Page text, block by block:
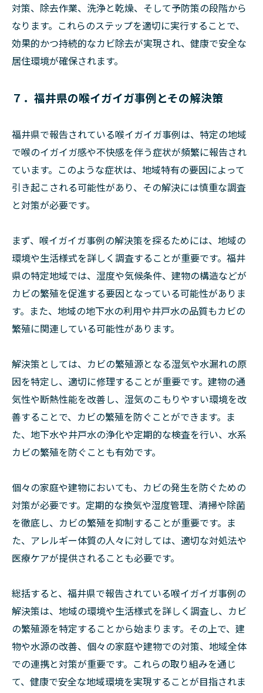
対策、除去作業、洗浄と乾燥、そして予防策の段階から
なります。これらのステップを適切に実行することで、
効果的かつ持続的なカビ除去が実現され、健康で安全な
居住環境が確保されます。
７．福井県の喉イガイガ事例とその解決策
福井県で報告されている喉イガイガ事例は、特定の地域
で喉のイガイガ感や不快感を伴う症状が頻繁に報告され
ています。このような症状は、地域特有の要因によって
引き起こされる可能性があり、その解決には慎重な調査
と対策が必要です。
まず、喉イガイガ事例の解決策を探るためには、地域の
環境や生活様式を詳しく調査することが重要です。福井
県の特定地域では、湿度や気候条件、建物の構造などが
カビの繁殖を促進する要因となっている可能性がありま
す。また、地域の地下水の利用や井戸水の品質もカビの
繁殖に関連している可能性があります。
解決策としては、カビの繁殖源となる湿気や水漏れの原
因を特定し、適切に修理することが重要です。建物の通
気性や断熱性能を改善し、湿気のこもりやすい環境を改
善することで、カビの繁殖を防ぐことができます。ま
た、地下水や井戸水の浄化や定期的な検査を行い、水系
カビの繁殖を防ぐことも有効です。
個々の家庭や建物においても、カビの発生を防ぐための
対策が必要です。定期的な換気や湿度管理、清掃や除菌
を徹底し、カビの繁殖を抑制することが重要です。ま
た、アレルギー体質の人々に対しては、適切な対処法や
医療ケアが提供されることも必要です。
総括すると、福井県で報告されている喉イガイガ事例の
解決策は、地域の環境や生活様式を詳しく調査し、カビ
の繁殖源を特定することから始まります。その上で、建
物や水源の改善、個々の家庭や建物での対策、地域全体
での連携と対策が重要です。これらの取り組みを通じ
て、健康で安全な地域環境を実現することが目指されま